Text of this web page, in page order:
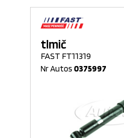
tlmič
FAST FT11319
Nr Autos 0375997